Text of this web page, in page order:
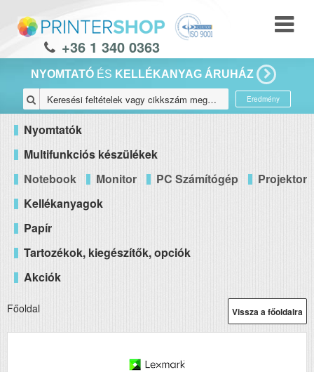
+36 1 340 0363
NYOMTATÓ ÉS KELLÉKANYAG ÁRUHÁZ
Eredmény
Nyomtatók
Multifunkciós készülékek
Notebook
Monitor PC Számítógép
Projektor
Kellékanyagok
Papír
Tartozékok, kiegészítők, opciók
Akciók
Vissza a főoldalra
Főoldal